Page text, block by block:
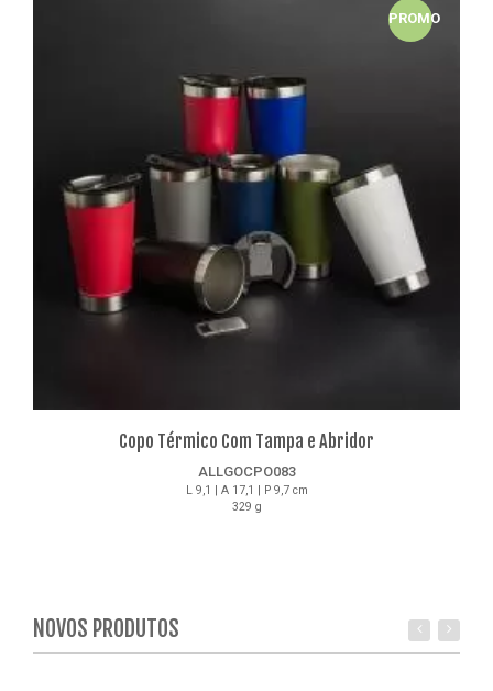
PROMO
Copo Térmico Com Tampa e Abridor
ALLGOCPO083
L 9,1 | A 17,1 | P 9,7 cm
329 g
NOVOS PRODUTOS